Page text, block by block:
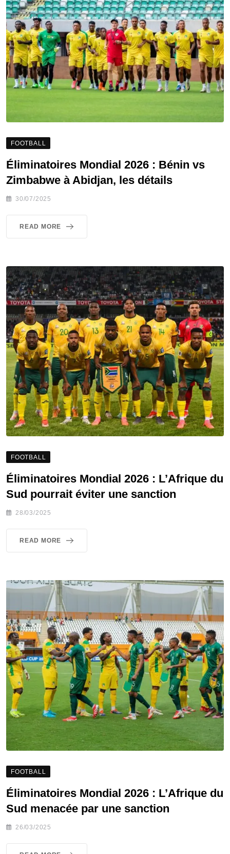
FOOTBALL
Éliminatoires Mondial 2026 : Bénin vs
Zimbabwe à Abidjan, les détails
30/07/2025
READ MORE
FOOTBALL
Éliminatoires Mondial 2026 : L’Afrique du
Sud pourrait éviter une sanction
28/03/2025
READ MORE
FOOTBALL
Éliminatoires Mondial 2026 : L’Afrique du
Sud menacée par une sanction
26/03/2025